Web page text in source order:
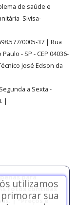
de saúde e
Sivisa-
0005-37 | Rua
Paulo - SP - CEP 04036-
José Edson da
a Sexta -
. |
para
fotos contidas
| *Preços e
utilizamos
sua